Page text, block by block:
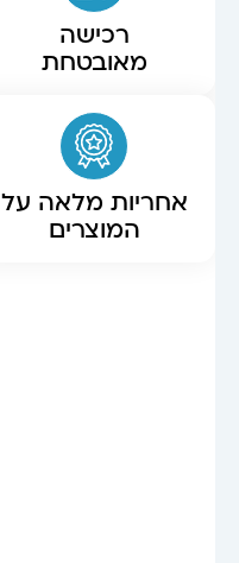
רכישה
מאובטחת
אחריות מלאה על
המוצרים